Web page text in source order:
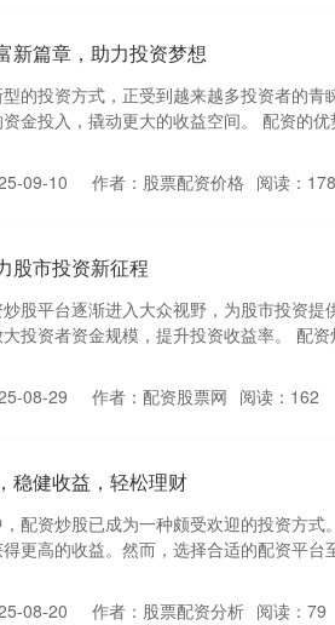
新篇章，助力投资梦想
的投资方式，正受到越来越多投资者的青
金投入，撬动更大的收益空间。 配资的
09-10 作者：股票配资价格 阅读： 178
股市投资新征程
股平台逐渐进入大众视野，为股市投资提
投资者资金规模，提升投资收益率。 配
08-29 作者：配资股票网 阅读： 162
稳健收益，轻松理财
配资炒股已成为一种颇受欢迎的投资方式
更高的收益。然而，选择合适的配资平台
08-20 作者：股票配资分析 阅读： 79